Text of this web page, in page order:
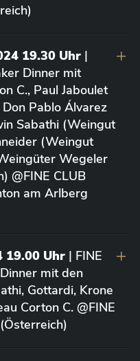
19.30 Uhr |
Dinner mit
C., Paul Jaboulet
Pablo Álvarez
Sabathi (Weingut
(Weingut
Wegeler
@FINE CLUB
am Arlberg
19.00 Uhr | FINE
mit den
Gottardi, Krone
Corton C. @FINE